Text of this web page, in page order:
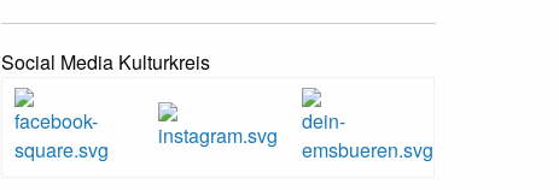
Social Media Kulturkreis